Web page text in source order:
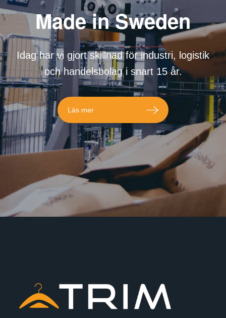
Made in Sweden
Idag har vi gjort skillnad för industri, logistik
och handelsbolag i snart 15 år.
Läs mer